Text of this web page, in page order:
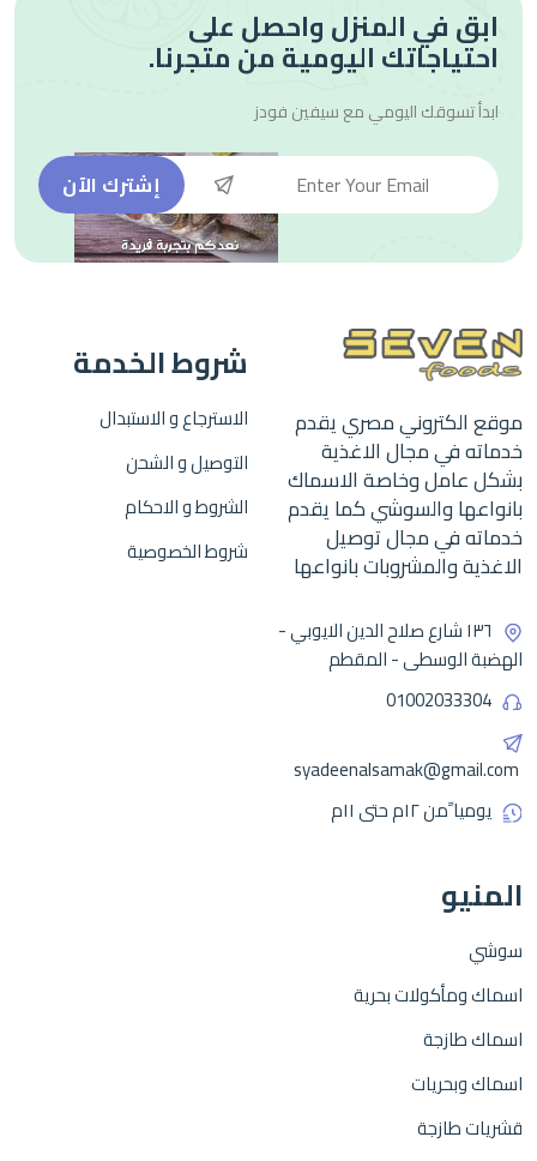
ابق في المنزل واحصل على
احتياجاتك اليومية من متجرنا.
ابدأ تسوقك اليومي معسيفين فودز
إشترك الآن
موقع الكتروني مصري يقدم
خدماته في مجال الاغذية
بشكل عامل وخاصة الاسماك
بانواعها والسوشي كما يقدم
خدماته في مجال توصيل
الاغذية والمشروبات بانواعها
١٣٦ شارع صلاح الدين الايوبي -
الهضبة الوسطى - المقطم
01002033304
syadeenalsamak@gmail.com
يوميا ًمن ١٢م حتى ١١م
شروط الخدمة
الاسترجاع و الاستبدال
التوصيل و الشحن
الشروط و الاحكام
شروط الخصوصية
المنيو
سوشي
اسماك ومأكولات بحرية
اسماك طازجة
اسماك وبحريات
قشريات طازجة